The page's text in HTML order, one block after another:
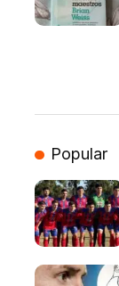
Popular